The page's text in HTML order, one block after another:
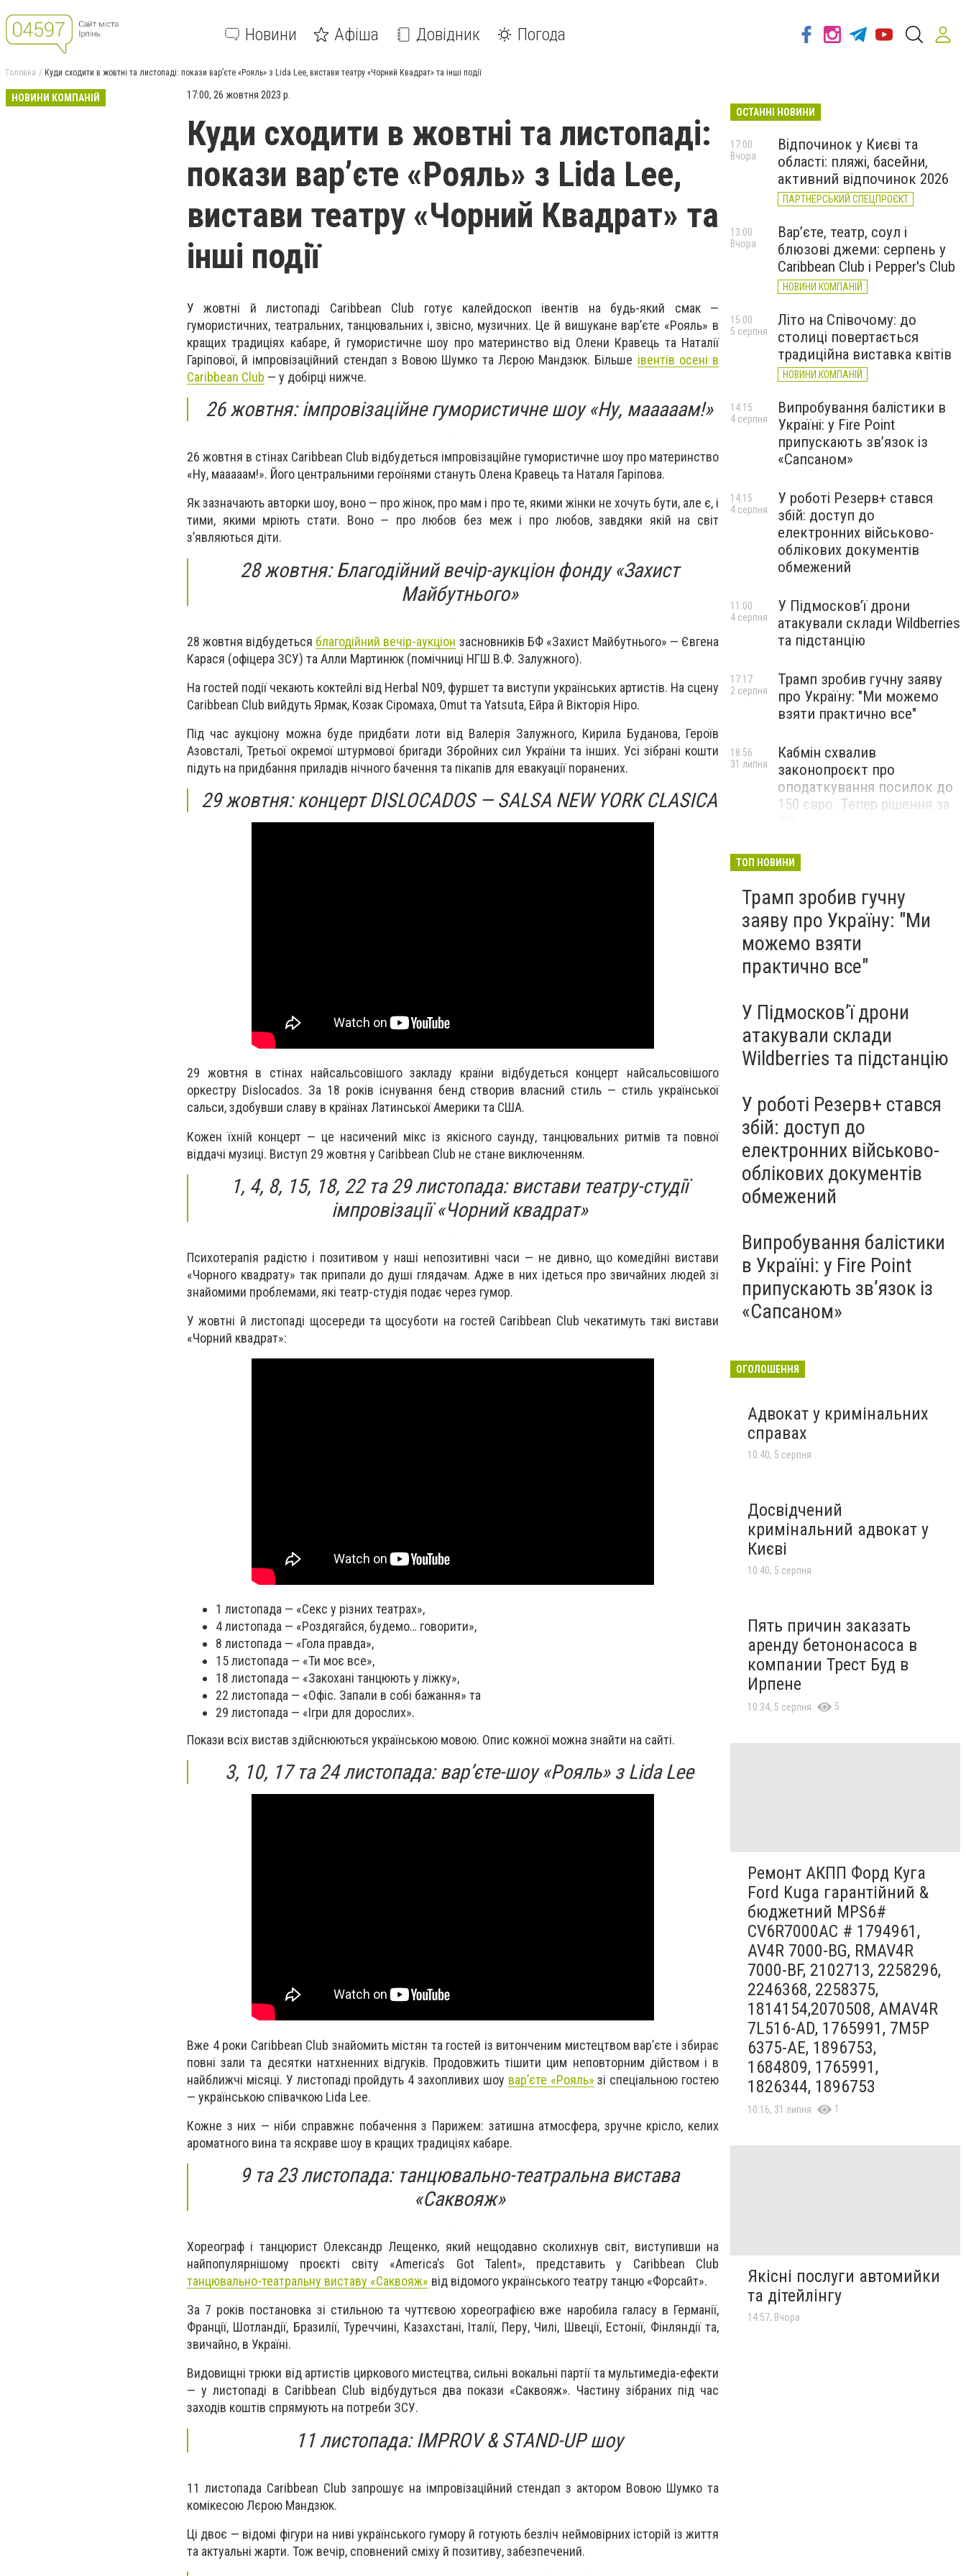
Новини Афіша Довідник Погода
Головна Куди сходити в жовтні та листопаді: покази вар’єте «Рояль» з Lida Lee, вистави театру «Чорний Квадрат» та інші події
НОВИНИ КОМПАНІЙ 17:00, 26 жовтня 2023 р.
Куди сходити в жовтні та листопаді:
покази вар’єте «Рояль» з Lida Lee,
вистави театру «Чорний Квадрат» та
інші події
У жовтні й листопаді Caribbean Club готує калейдоскоп івентів на будь-який смак —
гумористичних, театральних, танцювальних і, звісно, музичних. Це й вишукане вар’єте «Рояль» в
кращих традиціях кабаре, й гумористичне шоу про материнство від Олени Кравець та Наталії
Гаріпової, й імпровізаційний стендап з Вовою Шумко та Лєрою Мандзюк. Більше івентів осені в
Caribbean Club — у добірці нижче.
26 жовтня: імпровізаційне гумористичне шоу «Ну, мааааам!»
26 жовтня в стінах Caribbean Club відбудеться імпровізаційне гумористичне шоу про материнство
«Ну, мааааам!». Його центральними героїнями стануть Олена Кравець та Наталя Гаріпова.
Як зазначають авторки шоу, воно — про жінок, про мам і про те, якими жінки не хочуть бути, але є, і
тими, якими мріють стати. Воно — про любов без меж і про любов, завдяки якій на світ
з’являються діти.
28 жовтня: Благодійний вечір-аукціон фонду «Захист
Майбутнього»
28 жовтня відбудеться благодійний вечір-аукціон засновників БФ «Захист Майбутнього» — Євгена
Карася (офіцера ЗСУ) та Алли Мартинюк (помічниці НГШ В.Ф. Залужного).
На гостей події чекають коктейлі від Herbal N09, фуршет та виступи українських артистів. На сцену
Caribbean Club вийдуть Ярмак, Козак Сіромаха, Omut та Yatsuta, Ейра й Вікторія Ніро.
Під час аукціону можна буде придбати лоти від Валерія Залужного, Кирила Буданова, Героїв
Азовсталі, Третьої окремої штурмової бригади Збройних сил України та інших. Усі зібрані кошти
підуть на придбання приладів нічного бачення та пікапів для евакуації поранених.
29 жовтня: концерт DISLOCADOS — SALSA NEW YORK CLASICA
29 жовтня в стінах найсальсовішого закладу країни відбудеться концерт найсальсовішого
оркестру Dislocados. За 18 років існування бенд створив власний стиль — стиль української
сальси, здобувши славу в країнах Латинської Америки та США.
Кожен їхній концерт — це насичений мікс із якісного саунду, танцювальних ритмів та повної
віддачі музиці. Виступ 29 жовтня у Caribbean Club не стане виключенням.
1, 4, 8, 15, 18, 22 та 29 листопада: вистави театру-студії
імпровізації «Чорний квадрат»
Психотерапія радістю і позитивом у наші непозитивні часи — не дивно, що комедійні вистави
«Чорного квадрату» так припали до душі глядачам. Адже в них ідеться про звичайних людей зі
знайомими проблемами, які театр-студія подає через гумор.
У жовтні й листопаді щосереди та щосуботи на гостей Caribbean Club чекатимуть такі вистави
«Чорний квадрат»:
1 листопада — «Секс у різних театрах»,
4 листопада — «Роздягайся, будемо… говорити»,
8 листопада — «Гола правда»,
15 листопада — «Ти моє все»,
18 листопада — «Закохані танцюють у ліжку»,
22 листопада — «Офіс. Запали в собі бажання» та
29 листопада — «Ігри для дорослих».
Покази всіх вистав здійснюються українською мовою. Опис кожної можна знайти на сайті.
3, 10, 17 та 24 листопада: вар’єте-шоу «Рояль» з Lida Lee
Вже 4 роки Caribbean Club знайомить містян та гостей із витонченим мистецтвом вар’єте і збирає
повні зали та десятки натхненних відгуків. Продовжить тішити цим неповторним дійством і в
найближчі місяці. У листопаді пройдуть 4 захопливих шоу вар’єте «Рояль» зі спеціальною гостею
— українською співачкою Lida Lee.
Кожне з них — ніби справжнє побачення з Парижем: затишна атмосфера, зручне крісло, келих
ароматного вина та яскраве шоу в кращих традиціях кабаре.
9 та 23 листопада: танцювально-театральна вистава
«Саквояж»
Хореограф і танцюрист Олександр Лещенко, який нещодавно сколихнув світ, виступивши на
найпопулярнішому проєкті світу «America’s Got Talent», представить у Caribbean Club
танцювально-театральну виставу «Саквояж» від відомого українського театру танцю «Форсайт».
За 7 років постановка зі стильною та чуттєвою хореографією вже наробила галасу в Германії,
Франції, Шотландії, Бразилії, Туреччині, Казахстані, Італії, Перу, Чилі, Швеції, Естонії, Фінляндії та,
звичайно, в Україні.
Видовищні трюки від артистів циркового мистецтва, сильні вокальні партії та мультимедіа-ефекти
— у листопаді в Caribbean Club відбудуться два покази «Саквояж». Частину зібраних під час
заходів коштів спрямують на потреби ЗСУ.
11 листопада: IMPROV & STAND-UP шоу
11 листопада Caribbean Club запрошує на імпровізаційний стендап з актором Вовою Шумко та
комікесою Лєрою Мандзюк.
Ці двоє — відомі фігури на ниві українського гумору й готують безліч неймовірних історій із життя
та актуальні жарти. Тож вечір, сповнений сміху й позитиву, забезпечений.
ОСТАННІ НОВИНИ
Відпочинок у Києві та
області: пляжі, басейни,
активний відпочинок 2026
ПАРТНЕРСЬКИЙ СПЕЦПРОЄКТ
17:00
Вчора
Вар’єте, театр, соул і
блюзові джеми: серпень у
Caribbean Club і Pepper's Club
НОВИНИ КОМПАНІЙ
13:00
Вчора
Літо на Співочому: до
столиці повертається
традиційна виставка квітів
НОВИНИ КОМПАНІЙ
15:00
5 серпня
Випробування балістики в
Україні: у Fire Point
припускають зв’язок із
«Сапсаном»
14:15
4 серпня
У роботі Резерв+ стався
збій: доступ до
електронних військово-
облікових документів
обмежений
14:15
4 серпня
У Підмосков’ї дрони
атакували склади Wildberries
та підстанцію
11:00
4 серпня
Трамп зробив гучну заяву
про Україну: "Ми можемо
взяти практично все"
17:17
2 серпня
Кабмін схвалив
законопроєкт про
оподаткування посилок до
150 євро. Тепер рішення за
18:56
31 липня
ТОП НОВИНИ
Трамп зробив гучну
заяву про Україну: "Ми
можемо взяти
практично все"
У Підмосков’ї дрони
атакували склади
Wildberries та підстанцію
У роботі Резерв+ стався
збій: доступ до
електронних військово-
облікових документів
обмежений
Випробування балістики
в Україні: у Fire Point
припускають зв’язок із
«Сапсаном»
ОГОЛОШЕННЯ
Адвокат у кримінальних
справах
10:40, 5 серпня
Досвідчений
кримінальний адвокат у
Києві
10:40, 5 серпня
Пять причин заказать
аренду бетононасоса в
компании Трест Буд в
Ирпене
10:34, 5 серпня 5
Ремонт АКПП Форд Куга
Ford Kuga гарантійний &
бюджетний MPS6#
CV6R7000AC # 1794961,
AV4R 7000-BG, RMAV4R
7000-BF, 2102713, 2258296,
2246368, 2258375,
1814154,2070508, AMAV4R
7L516-AD, 1765991, 7M5P
6375-AE, 1896753,
1684809, 1765991,
1826344, 1896753
10:16, 31 липня 1
Якісні послуги автомийки
та дітейлінгу
14:57, Вчора